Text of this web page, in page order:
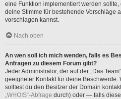
eine Funktion implementiert werden sollte,
deine Stimme für bestehende Vorschläge
vorschlagen kannst.
Nach oben
An wen soll ich mich wenden, falls es
Anfragen zu diesem Forum gibt?
Jeder Administrator, der auf der „Das
geeigneter Kontakt für deine Beschwerde.
solltest du den Besitzer der Domain
„WHOIS“-Abfrage durch) oder — falls